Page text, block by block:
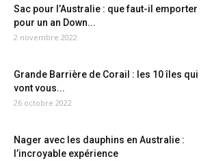
Sac pour l’Australie : que faut-il emporter
pour un an Down...
2 novembre 2022
Grande Barrière de Corail : les 10 îles qui
vont vous...
26 octobre 2022
Nager avec les dauphins en Australie :
l’incroyable expérience